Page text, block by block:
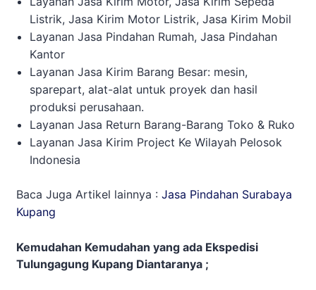
Listrik, Jasa Kirim Motor Listrik, Jasa Kirim Mobil
Layanan Jasa Pindahan Rumah, Jasa Pindahan
Kantor
Layanan Jasa Kirim Barang Besar: mesin,
sparepart, alat-alat untuk proyek dan hasil
produksi perusahaan.
Layanan Jasa Return Barang-Barang Toko & Ruko
Layanan Jasa Kirim Project Ke Wilayah Pelosok
Indonesia
Baca Juga Artikel lainnya : Jasa Pindahan Surabaya
Kupang
Kemudahan Kemudahan yang ada Ekspedisi
Tulungagung Kupang Diantaranya ;